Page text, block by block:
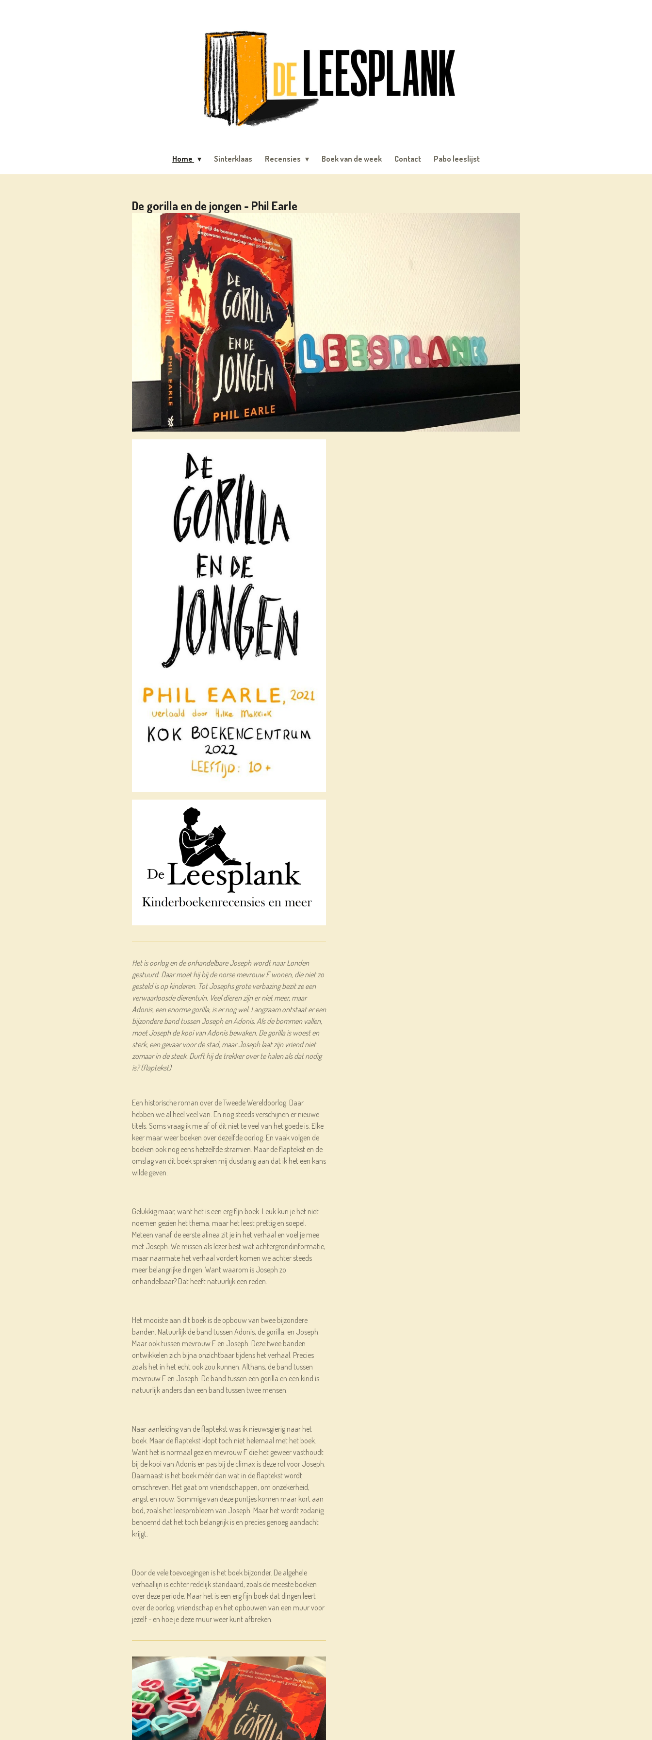
Home Sinterklaas Recensies Boek van de week Contact Pabo leeslijst
De gorilla en de jongen - Phil Earle
Het is oorlog en de onhandelbare Joseph wordt naar Londen
gestuurd. Daar moet hij bij de norse mevrouw F wonen, die niet zo
gesteld is op kinderen. Tot Josephs grote verbazing bezit ze een
verwaarloosde dierentuin. Veel dieren zijn er niet meer, maar
Adonis, een enorme gorilla, is er nog wel. Langzaam ontstaat er een
bijzondere band tussen Joseph en Adonis. Als de bommen vallen,
moet Joseph de kooi van Adonis bewaken. De gorilla is woest en
sterk, een gevaar voor de stad, maar Joseph laat zijn vriend niet
zomaar in de steek. Durft hij de trekker over te halen als dat nodig
is? (flaptekst)
Een historische roman over de Tweede Wereldoorlog. Daar
hebben we al heel veel van. En nog steeds verschijnen er nieuwe
titels. Soms vraag ik me af of dit niet te veel van het goede is. Elke
keer maar weer boeken over dezelfde oorlog. En vaak volgen de
boeken ook nog eens hetzelfde stramien. Maar de flaptekst en de
omslag van dit boek spraken mij dusdanig aan dat ik het een kans
wilde geven.
Gelukkig maar, want het is een erg fijn boek. Leuk kun je het niet
noemen gezien het thema, maar het leest prettig en soepel.
Meteen vanaf de eerste alinea zit je in het verhaal en voel je mee
met Joseph. We missen als lezer best wat achtergrondinformatie,
maar naarmate het verhaal vordert komen we achter steeds
meer belangrijke dingen. Want waarom is Joseph zo
onhandelbaar? Dat heeft natuurlijk een reden.
Het mooiste aan dit boek is de opbouw van twee bijzondere
banden. Natuurlijk de band tussen Adonis, de gorilla, en Joseph.
Maar ook tussen mevrouw F en Joseph. Deze twee banden
ontwikkelen zich bijna onzichtbaar tijdens het verhaal. Precies
zoals het in het echt ook zou kunnen. Althans, de band tussen
mevrouw F en Joseph. De band tussen een gorilla en een kind is
natuurlijk anders dan een band tussen twee mensen.
Naar aanleiding van de flaptekst was ik nieuwsgierig naar het
boek. Maar de flaptekst klopt toch niet helemaal met het boek.
Want het is normaal gezien mevrouw F die het geweer vasthoudt
bij de kooi van Adonis en pas bij de climax is deze rol voor Joseph.
Daarnaast is het boek méér dan wat in de flaptekst wordt
omschreven. Het gaat om vriendschappen, om onzekerheid,
angst en rouw. Sommige van deze puntjes komen maar kort aan
bod, zoals het leesprobleem van Joseph. Maar het wordt zodanig
benoemd dat het toch belangrijk is en precies genoeg aandacht
krijgt.
Door de vele toevoegingen is het boek bijzonder. De algehele
verhaallijn is echter redelijk standaard, zoals de meeste boeken
over deze periode. Maar het is een erg fijn boek dat dingen leert
over de oorlog, vriendschap en het opbouwen van een muur voor
jezelf - en hoe je deze muur weer kunt afbreken.